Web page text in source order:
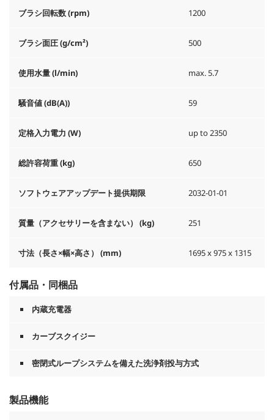
ブラシ回転数 (rpm) 1200
ブラシ面圧 (g/cm²) 500
使用水量 (l/min) max. 5.7
騒音値 (dB(A)) 59
定格入力電力 (W) up to 2350
総許容荷重 (kg) 650
ソフトウェアアップデート提供期限 2032-01-01
質量（アクセサリーを含まない） (kg) 251
寸法（長さ×幅×高さ） (mm) 1695 x 975 x 1315
付属品・同梱品
内蔵充電器
カーブスクイジー
密閉式ループシステムを備えた洗浄剤投与方式
製品機能